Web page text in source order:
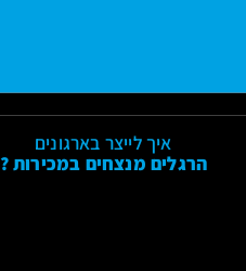
איך לייצר בארגונים
הרגלים מנצחים במכירות ?